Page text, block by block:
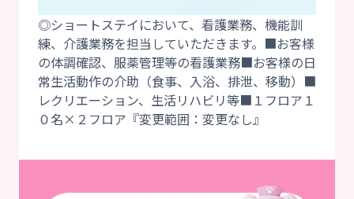
◎ショートステイにおいて、看護業務、機能訓
練、介護業務を担当していただきます。■お客様
の体調確認、服薬管理等の看護業務■お客様の日
常生活動作の介助（食事、入浴、排泄、移動）■
レクリエーション、生活リハビリ等■１フロア１